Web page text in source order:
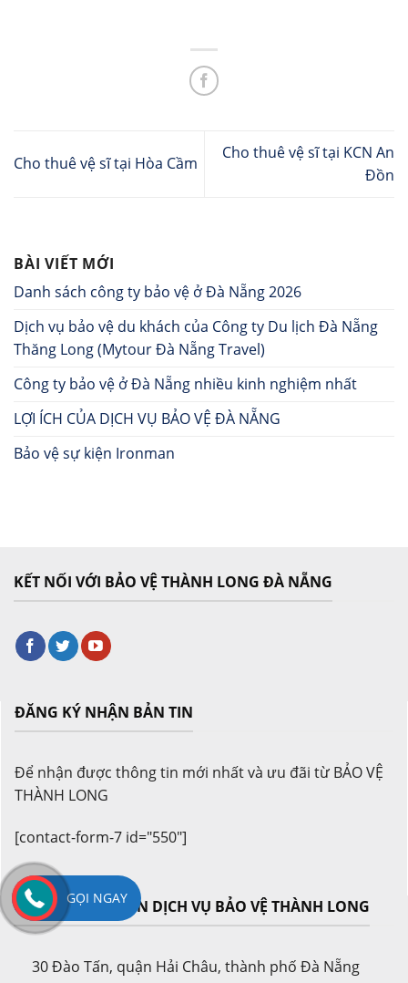
Cho thuê vệ sĩ tại Hòa Cầm
Cho thuê vệ sĩ tại KCN An
Đồn
BÀI VIẾT MỚI
Danh sách công ty bảo vệ ở Đà Nẵng 2026
Dịch vụ bảo vệ du khách của Công ty Du lịch Đà Nẵng
Thăng Long (Mytour Đà Nẵng Travel)
Công ty bảo vệ ở Đà Nẵng nhiều kinh nghiệm nhất
LỢI ÍCH CỦA DỊCH VỤ BẢO VỆ ĐÀ NẴNG
Bảo vệ sự kiện Ironman
KẾT NỐI VỚI BẢO VỆ THÀNH LONG ĐÀ NẴNG
ĐĂNG KÝ NHẬN BẢN TIN
Để nhận được thông tin mới nhất và ưu đãi từ BẢO VỆ
THÀNH LONG
[contact-form-7 id="550"]
CÔNG TY CỔ PHẦN DỊCH VỤ BẢO VỆ THÀNH LONG
30 Đào Tấn, quận Hải Châu, thành phố Đà Nẵng
GỌI NGAY